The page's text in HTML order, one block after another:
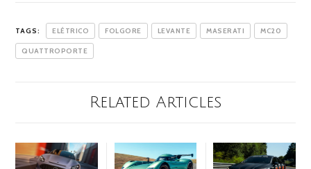
TAGS: ELÉTRICO FOLGORE LEVANTE MASERATI MC20
QUATTROPORTE
Related Articles